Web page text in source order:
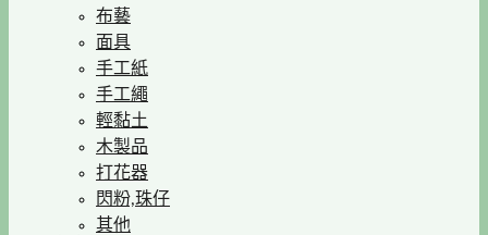
布藝
面具
手工紙
手工繩
輕黏土
木製品
打花器
閃粉,珠仔
其他